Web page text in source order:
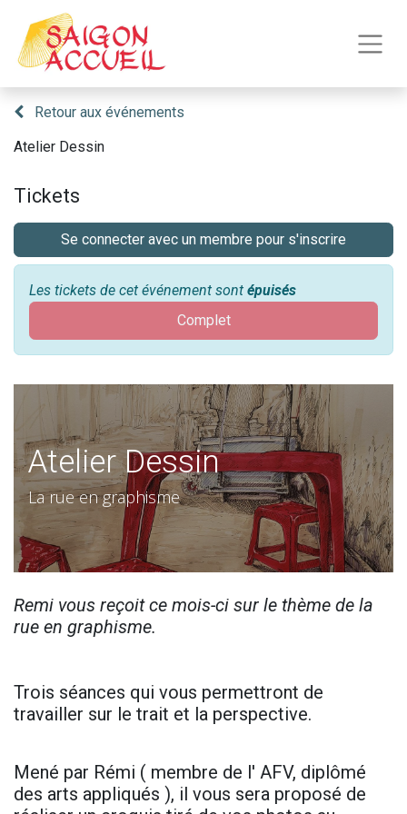
Retour aux événements
Atelier Dessin
Tickets
Se connecter avec un membre pour s'inscrire
Les tickets de cet événement sont épuisés
Complet
Atelier Dessin
La rue en graphisme ​
Remi vous reçoit ce mois-ci sur le thème de la
rue en graphisme.
Trois séances qui vous permettront de
travailler sur le trait et la perspective.
Mené par Rémi ( membre de l' AFV, diplômé
des arts appliqués ), il vous sera proposé de